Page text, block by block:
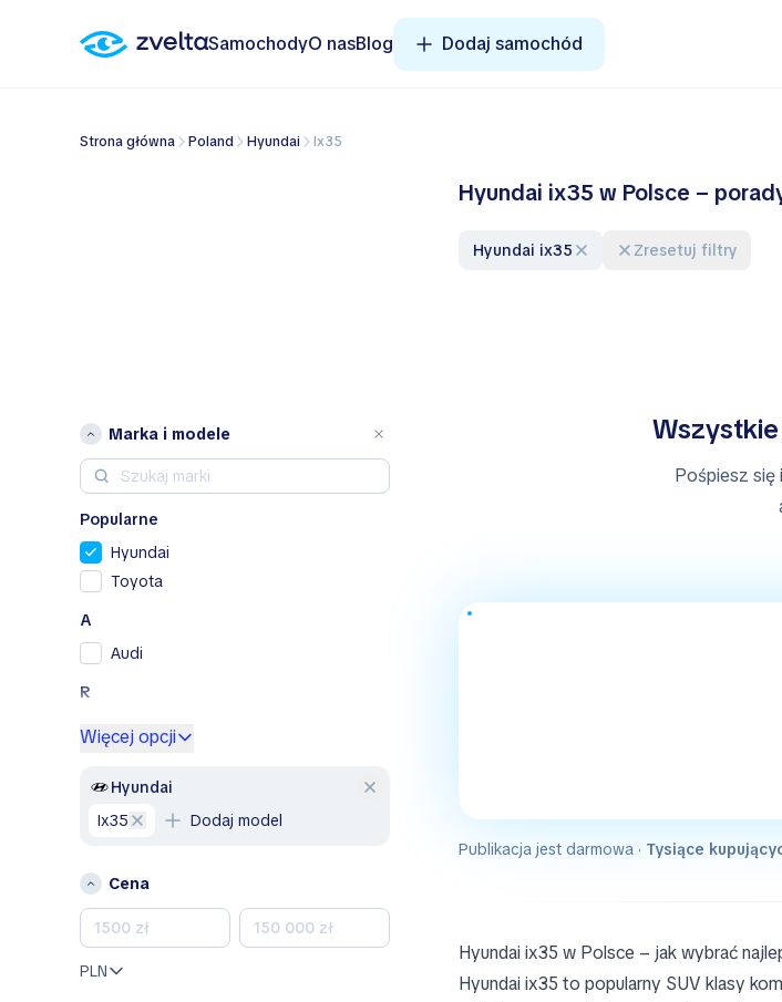
SamochodyO nasBlog Dodaj samochód
Strona główna Poland Hyundai ix35
Marka i modele
Popularne
Hyundai
Toyota
A
Audi
R
Renault
Skoda
Inne
AC
Więcej opcji
Hyundai
ix35
Dodaj model
Cena
PLN
Hyundai ix35 w Polsce –
Hyundai ix35 Zresetuj filtry
Pośpiesz się
Publikacja jest darmowa · Tysiące
Hyundai ix35 w Polsce – jak wybrać
Hyundai ix35 to popularny SUV klasy